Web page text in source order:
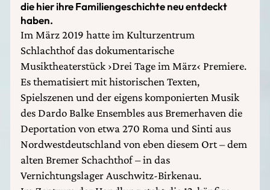
die hier ihre Familiengeschichte neu entdeckt
haben.
Im März 2019 hatte im Kulturzentrum
Schlachthof das dokumentarische
Musiktheaterstück ›Drei Tage im März‹ Premiere.
Es thematisiert mit historischen Texten,
Spielszenen und der eigens komponierten Musik
des Dardo Balke Ensembles aus Bremerhaven die
Deportation von etwa 270 Roma und Sinti aus
Nordwestdeutschland von eben diesem Ort – dem
alten Bremer Schachthof – in das
Vernichtungslager Auschwitz-Birkenau.